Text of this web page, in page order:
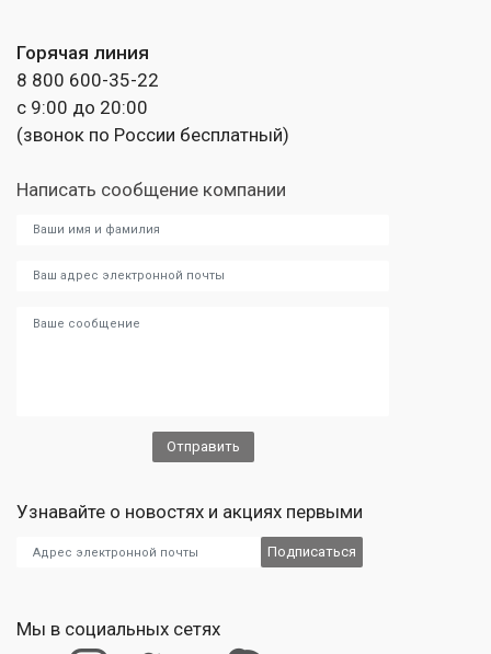
Горячая линия
8 800 600-35-22
с 9:00 до 20:00
(звонок по России бесплатный)
Написать сообщение компании
Узнавайте о новостях и акциях первыми
Мы в социальных сетях